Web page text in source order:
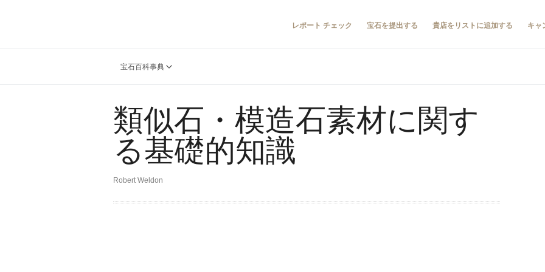
レポート チェック 宝石を提出する 貴店をリストに追加する キャ
宝石百科事典
類似石・模造石素材に関す
る基礎的知識
Robert Weldon